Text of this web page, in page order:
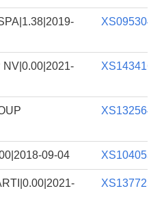
NV|0.00|2021-
09-04